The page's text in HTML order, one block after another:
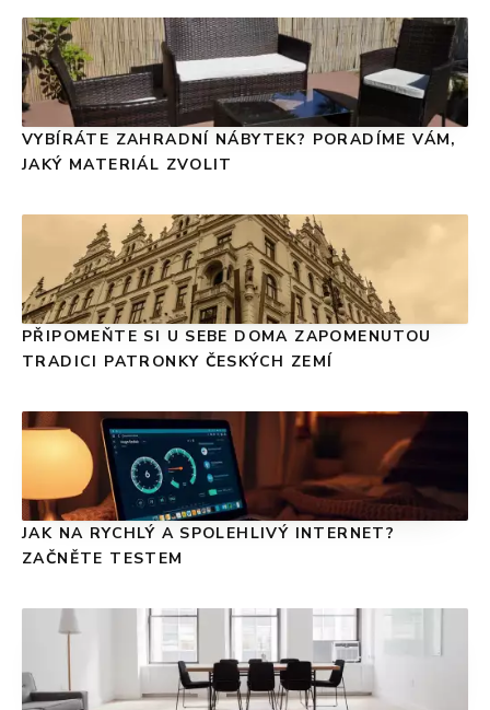
VYBÍRÁTE ZAHRADNÍ NÁBYTEK? PORADÍME VÁM,
JAKÝ MATERIÁL ZVOLIT
PŘIPOMEŇTE SI U SEBE DOMA ZAPOMENUTOU
TRADICI PATRONKY ČESKÝCH ZEMÍ
JAK NA RYCHLÝ A SPOLEHLIVÝ INTERNET?
ZAČNĚTE TESTEM